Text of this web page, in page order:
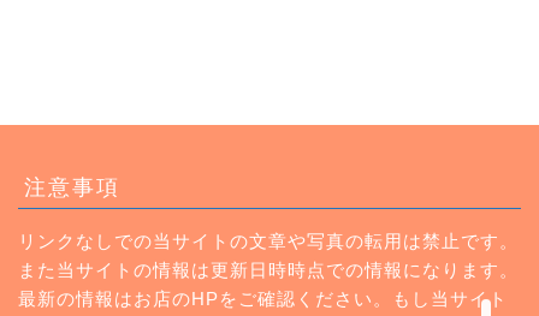
注意事項
リンクなしでの当サイトの文章や写真の転用は禁止です。
また当サイトの情報は更新日時時点での情報になります。
最新の情報はお店のHPをご確認ください。もし当サイト
ランチ
カフェ